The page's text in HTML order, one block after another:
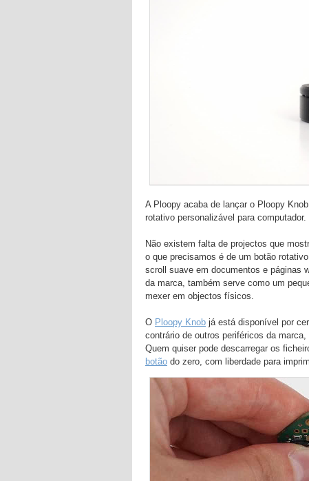
A Ploopy acaba de lançar o Ploopy
rotativo personalizável para computador.
Não existem falta de projectos que
o que precisamos é de um botão
scroll suave em documentos e páginas
da marca, também serve como um
mexer em objectos físicos.
O Ploopy Knob já está disponível por
contrário de outros periféricos da
Quem quiser pode descarregar os
botão do zero, com liberdade para